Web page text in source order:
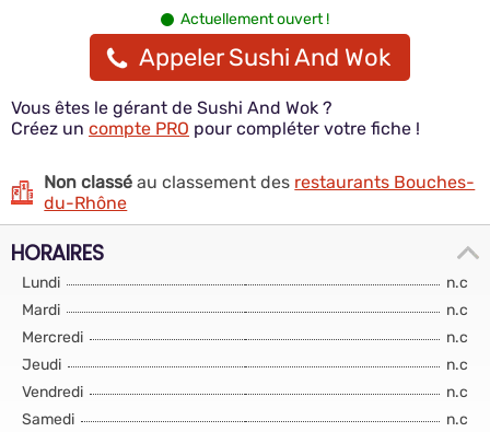
Actuellement ouvert !
Appeler Sushi And Wok
Vous êtes le gérant de Sushi And Wok ?
Créez un compte PRO pour compléter votre fiche !
Non classé au classement des restaurants Bouches-
du-Rhône
HORAIRES
Lundi
n.c
Mardi
n.c
Mercredi
n.c
Jeudi
n.c
Vendredi
n.c
Samedi
n.c